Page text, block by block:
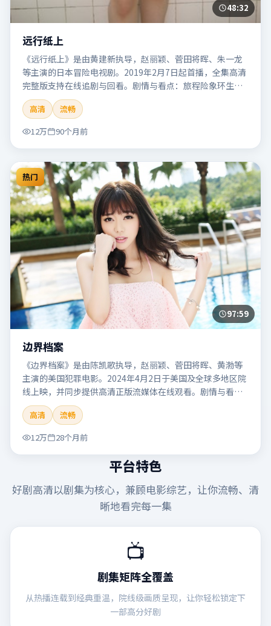
48:32
远行纸上
《远行纸上》是由黄建新执导，赵丽颖、菅田将晖、朱一龙
等主演的日本冒险电视剧。2019年2月7日起首播，全集高清
完整版支持在线追剧与回看。剧情与看点：旅程险象环生，
奇观与友情并行，带来沉浸式探险体验。本片适合检索「远
行纸上」「黄建新」「冒险」「日本」「2019」「2019-02-
07上映」等关键词的影迷阅读简介与主创信息。
高清
流畅
12万
90个月前
热门
97:59
边界档案
《边界档案》是由陈凯歌执导，赵丽颖、菅田将晖、黄渤等
主演的美国犯罪电影。2024年4月2日于美国及全球多地区院
线上映，并同步提供高清正版流媒体在线观看。剧情与看
点：聚焦案件与人性灰色地带，张力十足，兼具社会观察与
戏剧冲突。本片适合检索「边界档案」「陈凯歌」「犯罪」
「美国」「2024」「2024-04-02上映」等关键词的影迷阅读
简介与主创信息。
高清
流畅
12万
28个月前
平台特色
好剧高清以剧集为核心，兼顾电影综艺，让你流畅、清
晰地看完每一集
📺
剧集矩阵全覆盖
从热播连载到经典重温，院线级画质呈现，让你轻松锁定下
一部高分好剧